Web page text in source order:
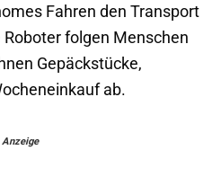
Fahren den Transport
folgen Menschen
Gepäckstücke,
ab.
Anzeige